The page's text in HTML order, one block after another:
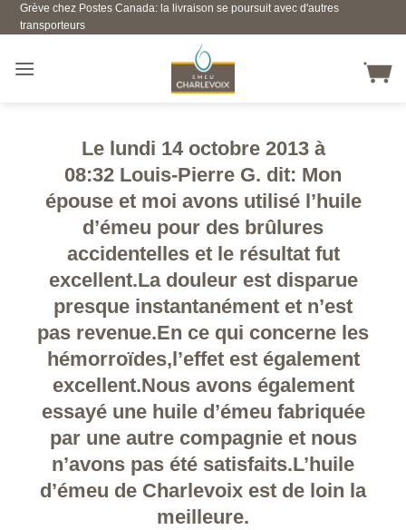
Skip
to
Grève chez Postes Canada: la livraison se poursuit avec d'autres
transporteurs
Le lundi 14 octobre 2013 à
08:32 Louis-Pierre G. dit: Mon
épouse et moi avons utilisé l’huile
d’émeu pour des brûlures
accidentelles et le résultat fut
excellent.La douleur est disparue
presque instantanément et n’est
pas revenue.En ce qui concerne les
hémorroïdes,l’effet est également
excellent.Nous avons également
essayé une huile d’émeu fabriquée
par une autre compagnie et nous
n’avons pas été satisfaits.L’huile
d’émeu de Charlevoix est de loin la
meilleure.